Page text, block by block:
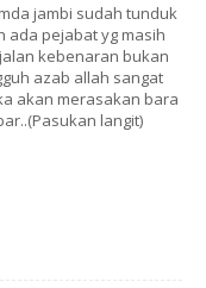
jambi sudah tunduk
ada pejabat yg masih
kebenaran bukan
azab allah sangat
akan merasakan bara
langit)